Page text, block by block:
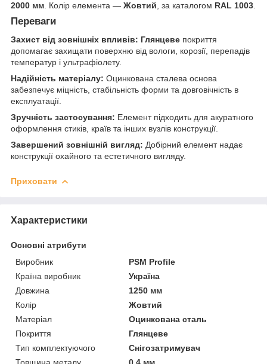
2000 мм. Колір елемента — Жовтий, за каталогом RAL 1003.
Переваги
Захист від зовнішніх впливів: Глянцеве покриття
допомагає захищати поверхню від вологи, корозії, перепадів
температур і ультрафіолету.
Надійність матеріалу: Оцинкована сталева основа
забезпечує міцність, стабільність форми та довговічність в
експлуатації.
Зручність застосування: Елемент підходить для акуратного
оформлення стиків, країв та інших вузлів конструкції.
Завершений зовнішній вигляд: Добірний елемент надає
конструкції охайного та естетичного вигляду.
Приховати
Характеристики
Основні атрибути
Виробник
PSM Profile
Країна виробник
Україна
Довжина
1250 мм
Колір
Жовтий
Матеріал
Оцинкована сталь
Покриття
Глянцеве
Тип комплектуючого
Снігозатримувач
Товщина металу
0.4 мм